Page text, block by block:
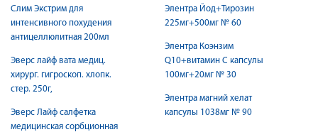
Слим Экстрим для
интенсивного похудения
антицеллюлитная 200мл
Эверс лайф вата медиц.
хирург. гигроскоп. хлопк.
стер. 250г,
Эверс Лайф салфетка
медицинская сорбционная
Элентра Йод+Тирозин
225мг+500мг № 60
Элентра Коэнзим
Q10+витамин C капсулы
100мг+20мг № 30
Элентра магний хелат
капсулы 1038мг № 90